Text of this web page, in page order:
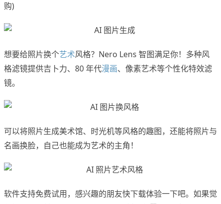
购)
想要给照片换个艺术风格？Nero Lens 智图满足你！多种风
格滤镜提供吉卜力、80 年代漫画、像素艺术等个性化特效滤
镜。
可以将照片生成美术馆、时光机等风格的趣图，还能将照片与
名画换脸，自己也能成为艺术的主角！
软件支持免费试用，感兴趣的朋友快下载体验一下吧。如果觉